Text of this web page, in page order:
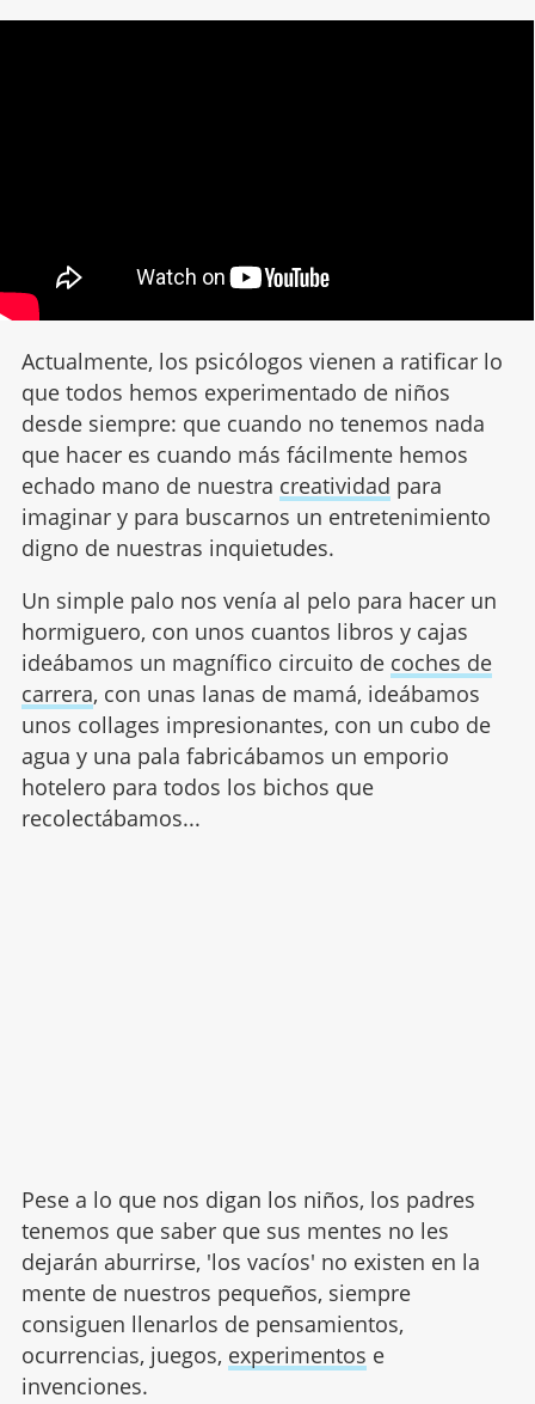
Actualmente, los psicólogos vienen a ratificar lo
que todos hemos experimentado de niños
desde siempre: que cuando no tenemos nada
que hacer es cuando más fácilmente hemos
echado mano de nuestra creatividad para
imaginar y para buscarnos un entretenimiento
digno de nuestras inquietudes.
Un simple palo nos venía al pelo para hacer un
hormiguero, con unos cuantos libros y cajas
ideábamos un magnífico circuito de coches de
carrera, con unas lanas de mamá, ideábamos
unos collages impresionantes, con un cubo de
agua y una pala fabricábamos un emporio
hotelero para todos los bichos que
recolectábamos...
Pese a lo que nos digan los niños, los padres
tenemos que saber que sus mentes no les
dejarán aburrirse, 'los vacíos' no existen en la
mente de nuestros pequeños, siempre
consiguen llenarlos de pensamientos,
ocurrencias, juegos, experimentos e
invenciones.